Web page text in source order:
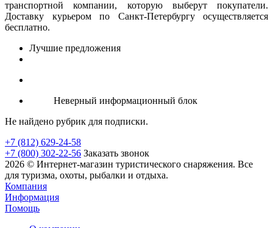
транспортной компании, которую выберут покупатели.
Доставку курьером по Санкт-Петербургу осуществляется
бесплатно.
Лучшие предложения
Неверный информационный блок
Не найдено рубрик для подписки.
+7 (812) 629-24-58
+7 (800) 302-22-56 Заказать звонок
2026 © Интернет-магазин туристического снаряжения. Все
для туризма, охоты, рыбалки и отдыха.
Компания
Информация
Помощь